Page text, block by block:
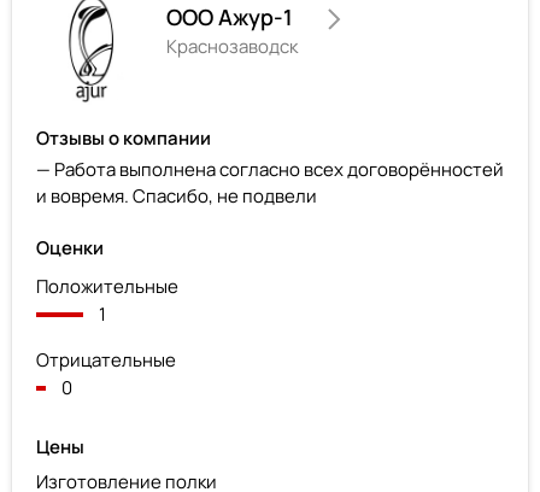
ООО Ажур-1
Краснозаводск
Отзывы о компании
— Работа выполнена согласно всех договорённостей
и вовремя. Спасибо, не подвели
Оценки
Положительные
1
Отрицательные
0
Цены
Изготовление полки